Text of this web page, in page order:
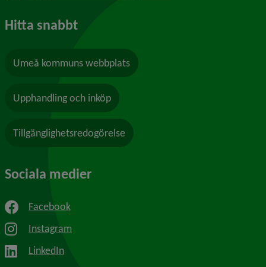
Hitta snabbt
Umeå kommuns webbplats
Upphandling och inköp
Tillgänglighetsredogörelse
Sociala medier
Facebook
Instagram
LinkedIn